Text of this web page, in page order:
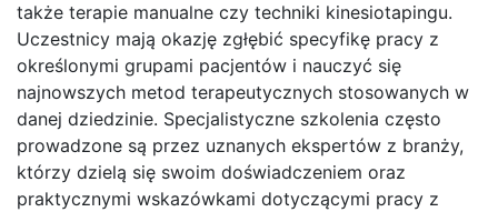
także terapie manualne czy techniki kinesiotapingu.
Uczestnicy mają okazję zgłębić specyfikę pracy z
określonymi grupami pacjentów i nauczyć się
najnowszych metod terapeutycznych stosowanych w
danej dziedzinie. Specjalistyczne szkolenia często
prowadzone są przez uznanych ekspertów z branży,
którzy dzielą się swoim doświadczeniem oraz
praktycznymi wskazówkami dotyczącymi pracy z